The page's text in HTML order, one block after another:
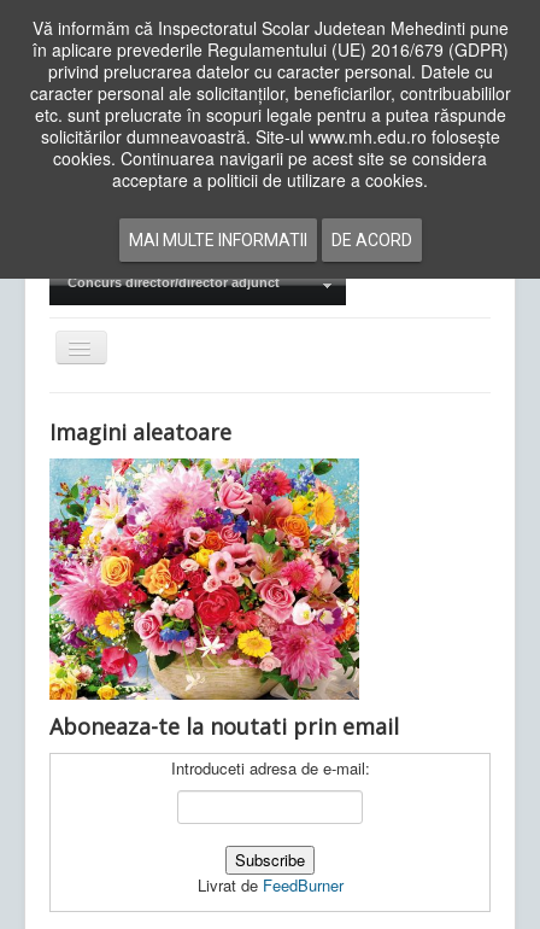
Vă informăm că Inspectoratul Scolar Judetean Mehedinti pune
în aplicare prevederile Regulamentului (UE) 2016/679 (GDPR)
privind prelucrarea datelor cu caracter personal. Datele cu
caracter personal ale solicitanților, beneficiarilor, contribuabililor
etc. sunt prelucrate în scopuri legale pentru a putea răspunde
solicitărilor dumneavoastră. Site-ul www.mh.edu.ro folosește
cookies. Continuarea navigarii pe acest site se considera
acceptare a politicii de utilizare a cookies.
MAI MULTE INFORMATII DE ACORD
Cauta
in
siteAcasa Cadre Didactice
Examene Naționale
Concurs director/director adjunct
Comută
navigarea
Ultimele articole: Vi, 04.11.2022 -Inspectoratul Școlar
Județean Mehedinți
Imagini aleatoare
Aboneaza-te la noutati prin email
Introduceti adresa de e-mail:
Livrat de FeedBurner